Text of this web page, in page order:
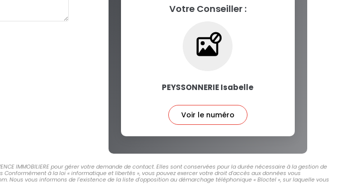
Votre Conseiller :
PEYSSONNERIE Isabelle
Voir le numéro
IMMOBILIERE pour gérer votre demande de contact. Elles sont conservées pour la durée nécessaire à la gestion de
à la loi « informatique et libertés », vous pouvez exercer votre droit d'accès aux données vous
Nous vous informons de l'existence de la liste d'opposition au démarchage téléphonique « Bloctel », sur laquelle vous